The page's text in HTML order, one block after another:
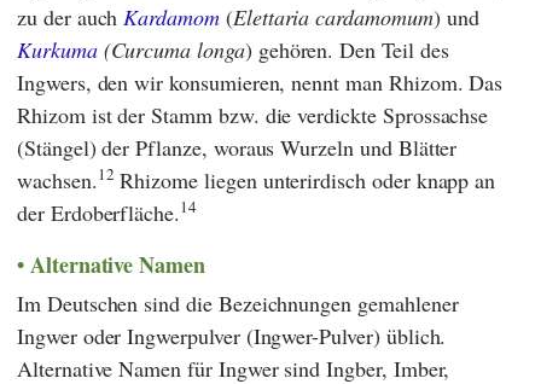
zu der auch Kardamom(Elettaria cardamomum) und
Kurkuma (Curcuma longa) gehören. Den Teil des
Ingwers, den wir konsumieren, nennt man Rhizom. Das
Rhizom ist der Stamm bzw. die verdickte Sprossachse
(Stängel) der Pflanze, woraus Wurzeln und Blätter
wachsen.12 Rhizome liegen unterirdisch oder knapp an
der Erdoberfläche.14
Alternative Namen
Im Deutschen sind die Bezeichnungen gemahlener
Ingwer oder Ingwerpulver (Ingwer-Pulver) üblich.
Alternative Namen für Ingwer sind Ingber, Imber,